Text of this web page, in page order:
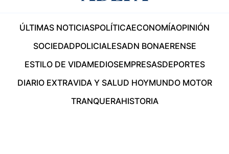
ÚLTIMAS NOTICIASPOLÍTICAECONOMÍAOPINIÓN
SOCIEDADPOLICIALESADN BONAERENSE
ESTILO DE VIDAMEDIOSEMPRESASDEPORTES
DIARIO EXTRAVIDA Y SALUD HOYMUNDO MOTOR
TRANQUERAHISTORIA